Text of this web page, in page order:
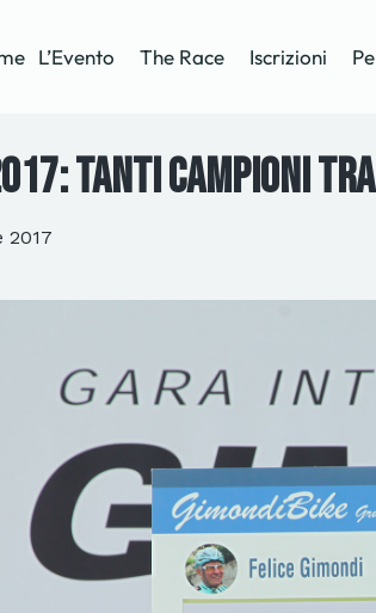
L’Evento The Race Iscrizioni
tanti campioni
2017